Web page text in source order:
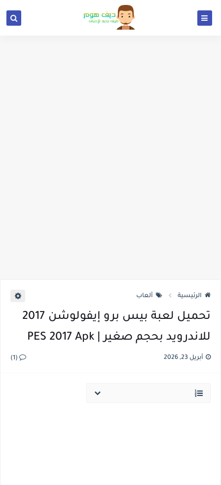
الرئيسية ألعاب
تحميل لعبة بيس برو إيفولوشن 2017
للاندرويد بحجم صغير | PES 2017 Apk
أبريل 23, 2026 (1)